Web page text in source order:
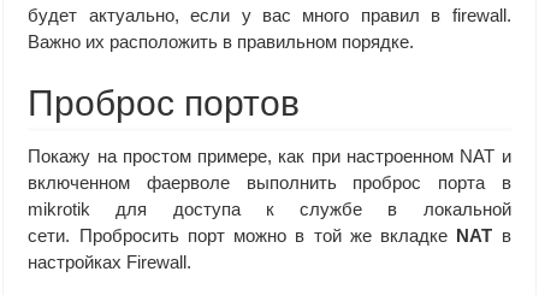
будет актуально, если у вас много правил в firewall.
Важно их расположить в правильном порядке.
Проброс портов
Покажу на простом примере, как при настроенном NAT и
включенном фаерволе выполнить проброс порта в
mikrotik для доступа к службе в локальной
сети. Пробросить порт можно в той же вкладке NAT в
настройках Firewall.